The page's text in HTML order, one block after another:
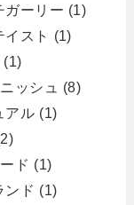
ガーリー (1)
スト
(1)
(1)
ッシュ
(8)
アル (1)
ド (1)
ンド (1)